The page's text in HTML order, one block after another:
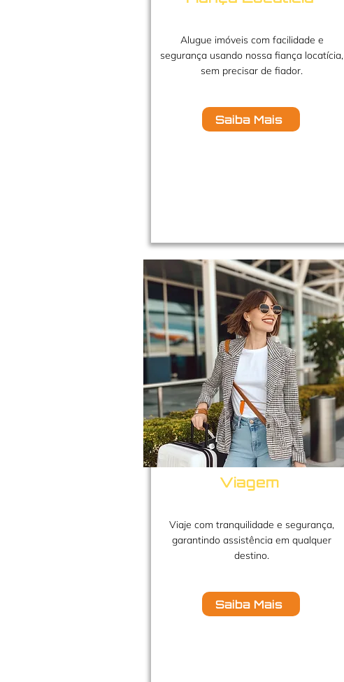
Alugue imóveis com facilidade e
segurança usando nossa fiança locatícia,
sem precisar de fiador.
Saiba Mais
Viagem
Viaje com tranquilidade e segurança,
garantindo assistência em qualquer
destino.
Saiba Mais